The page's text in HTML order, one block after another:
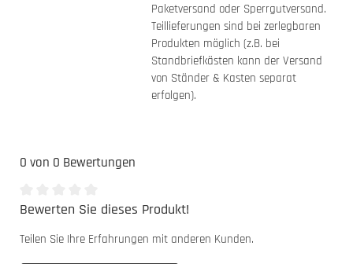
Paketversand oder Sperrgutversand.
Teillieferungen sind bei zerlegbaren
Produkten möglich (z.B. bei
Standbriefkästen kann der Versand
von Ständer & Kasten separat
erfolgen).
0 von 0 Bewertungen
Durchschnittliche Bewertung von 0 von 5 Sternen
Bewerten Sie dieses Produkt!
Teilen Sie Ihre Erfahrungen mit anderen Kunden.